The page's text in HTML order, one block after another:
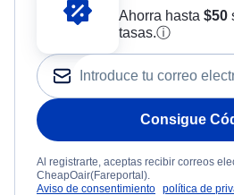
Ahorra hasta $50
tasas.ⓘ
Consigue
Al registrarte, aceptas recibir correos
CheapOair(Fareportal).
Aviso de consentimiento política de